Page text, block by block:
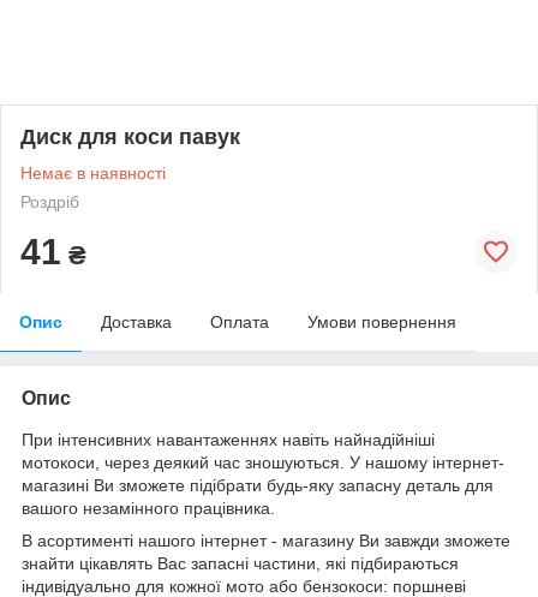
Диск для коси павук
Немає в наявності
Роздріб
41 ₴
Опис Доставка Оплата Умови повернення
Опис
При інтенсивних навантаженнях навіть найнадійніші
мотокоси, через деякий час зношуються. У нашому інтернет-
магазині Ви зможете підібрати будь-яку запасну деталь для
вашого незамінного працівника.
В асортименті нашого інтернет - магазину Ви завжди зможете
знайти цікавлять Вас запасні частини, які підбираються
індивідуально для кожної мото або бензокоси: поршневі